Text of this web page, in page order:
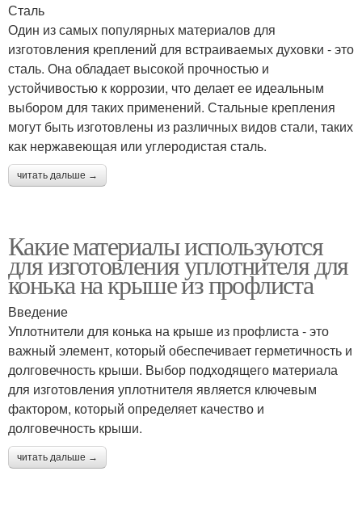
Сталь
Один из самых популярных материалов для
изготовления креплений для встраиваемых духовки - это
сталь. Она обладает высокой прочностью и
устойчивостью к коррозии, что делает ее идеальным
выбором для таких применений. Стальные крепления
могут быть изготовлены из различных видов стали, таких
как нержавеющая или углеродистая сталь.
читать дальше →
Какие материалы используются
для изготовления уплотнителя для
конька на крыше из профлиста
Введение
Уплотнители для конька на крыше из профлиста - это
важный элемент, который обеспечивает герметичность и
долговечность крыши. Выбор подходящего материала
для изготовления уплотнителя является ключевым
фактором, который определяет качество и
долговечность крыши.
читать дальше →